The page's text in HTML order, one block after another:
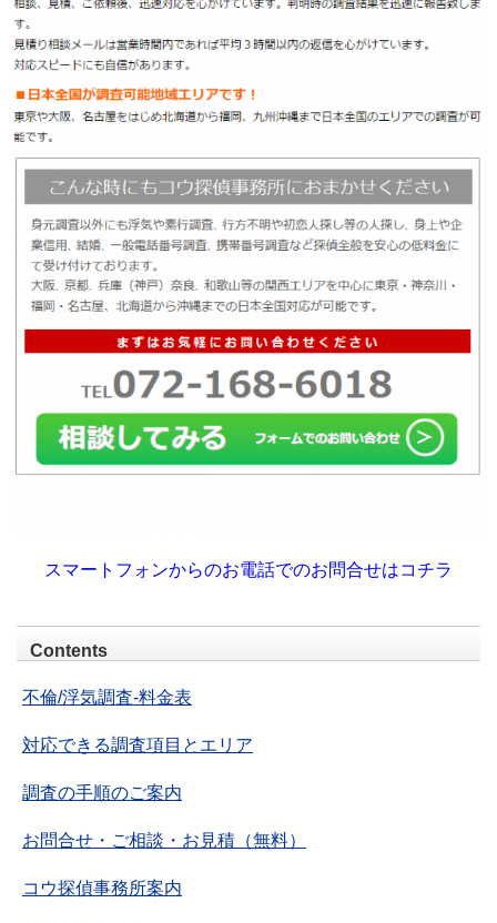
スマートフォンからのお電話でのお問合せはコチラ
Contents
不倫/浮気調査-料金表
対応できる調査項目とエリア
調査の手順のご案内
お問合せ・ご相談・お見積（無料）
コウ探偵事務所案内